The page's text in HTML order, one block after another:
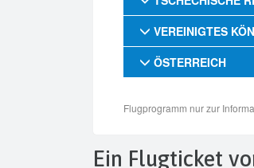
Ein Flugticket